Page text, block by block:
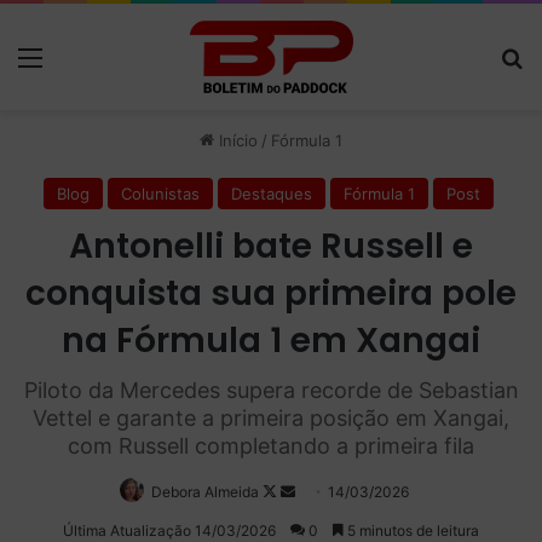
Início / Fórmula 1
Blog Colunistas Destaques Fórmula 1 Post
Antonelli bate Russell e
conquista sua primeira pole
na Fórmula 1 em Xangai
Piloto da Mercedes supera recorde de Sebastian
Vettel e garante a primeira posição em Xangai,
com Russell completando a primeira fila
Debora Almeida
Follow
on
Mande
um
14/03/2026
Última Atualização 14/03/2026 0 5 minutos de leitura